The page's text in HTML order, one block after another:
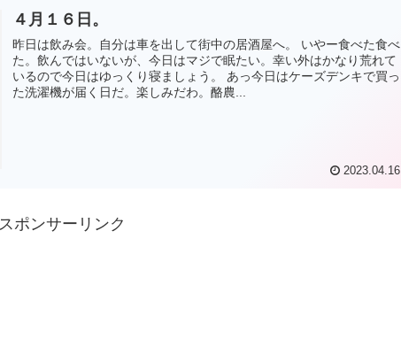
４月１６日。
昨日は飲み会。自分は車を出して街中の居酒屋へ。 いやー食べた食べ
た。飲んではいないが、今日はマジで眠たい。幸い外はかなり荒れて
いるので今日はゆっくり寝ましょう。 あっ今日はケーズデンキで買っ
た洗濯機が届く日だ。楽しみだわ。酪農...
2023.04.16
スポンサーリンク